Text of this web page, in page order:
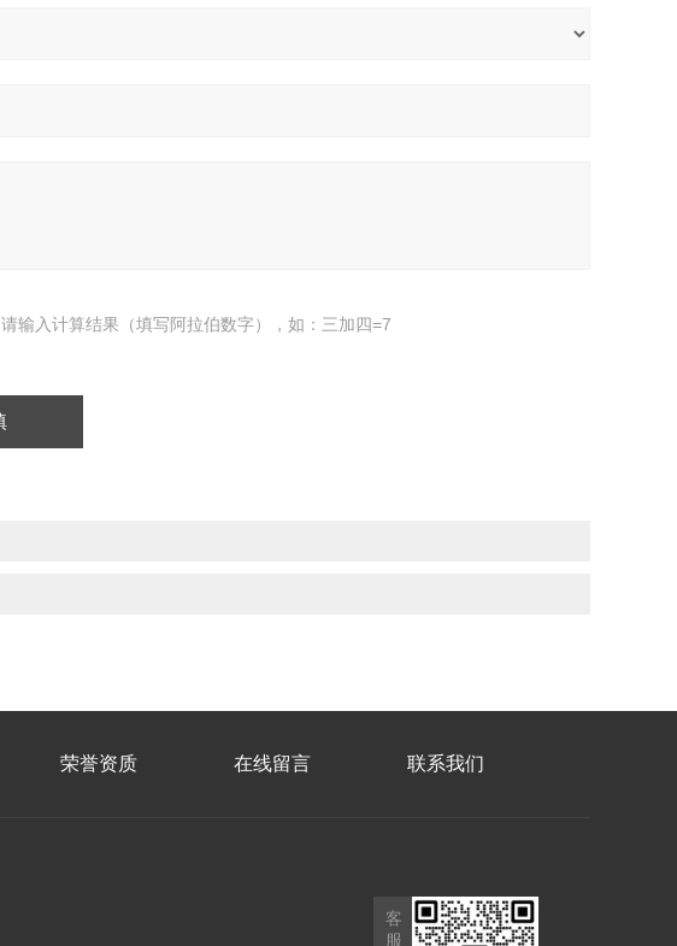
请输入计算结果（填写阿拉伯数字），如：三加四=7
荣誉资质 在线留言 联系我们
客
服